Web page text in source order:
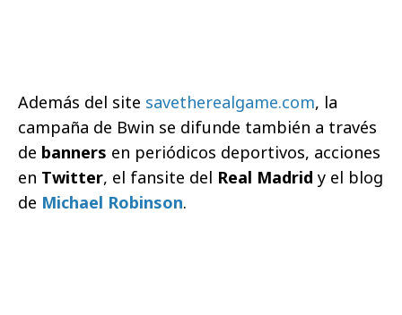
Además del site savetherealgame.com, la
campaña de Bwin se difunde también a través
de banners en periódicos deportivos, acciones
en Twitter, el fansite del Real Madrid y el blog
de Michael Robinson.